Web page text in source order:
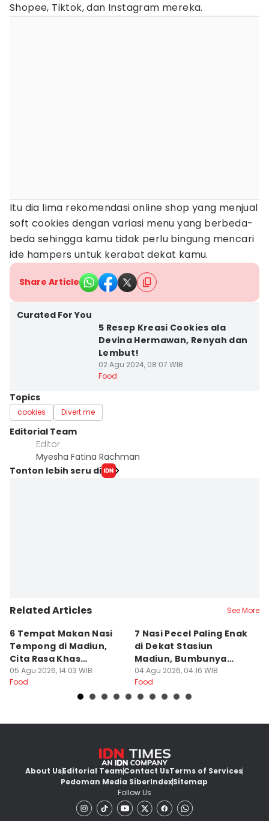
Shopee, Tiktok, dan Instagram mereka.
Itu dia lima rekomendasi online shop yang menjual
soft cookies dengan variasi menu yang berbeda-
beda sehingga kamu tidak perlu bingung mencari
ide hampers untuk kerabat dekat kamu.
Share Article
Curated For You
5 Resep Kreasi Cookies ala
Devina Hermawan, Renyah dan
Lembut!
02 Agu 2024, 08:07 WIB
Food
Topics
cookies Divert me
Editorial Team
Editor
Myesha Fatina Rachman
Tonton lebih seru di
Related Articles See More
6 Tempat Makan Nasi
Tempong di Madiun,
Cita Rasa Khas
Banyuwangi
05 Agu 2026, 14:03 WIB
Food
7 Nasi Pecel Paling Enak
di Dekat Stasiun
Madiun, Bumbunya
Khas
04 Agu 2026, 04:16 WIB
Food
About UsEditorial TeamContact UsTerms of Services
Pedoman Media SiberIndexSitemap
Follow Us